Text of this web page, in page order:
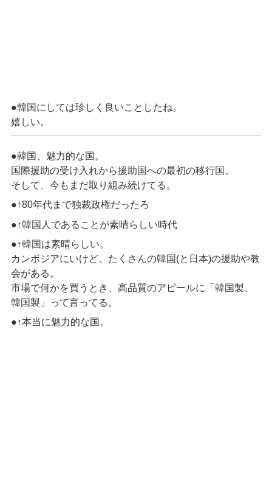
●韓国にしては珍しく良いことしたね。
嬉しい。
●韓国、魅力的な国。
国際援助の受け入れから援助国への最初の移行国。
そして、今もまだ取り組み続けてる。
●↑80年代まで独裁政権だったろ
●↑韓国人であることが素晴らしい時代
●↑韓国は素晴らしい。
カンボジアにいけど、たくさんの韓国(と日本)の援助や教
会がある。
市場で何かを買うとき、高品質のアピールに「韓国製、
韓国製」って言ってる。
●↑本当に魅力的な国。